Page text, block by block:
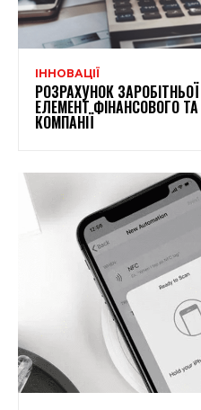
ІННОВАЦІЇ
РОЗРАХУНОК
ЕЛЕМЕНТ ФІНАНСОВОГО
КОМПАНІЇ